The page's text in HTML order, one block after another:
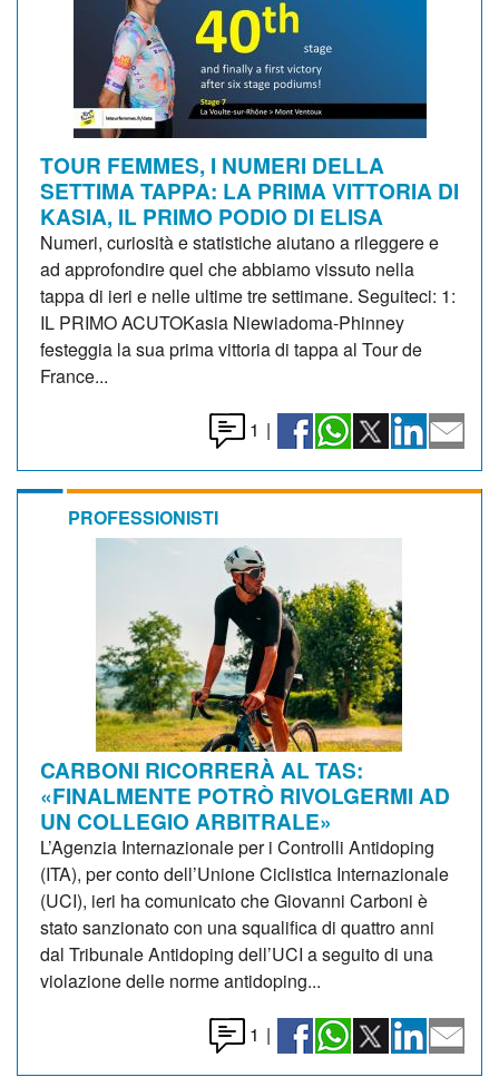
TOUR FEMMES, I NUMERI DELLA
SETTIMA TAPPA: LA PRIMA VITTORIA DI
KASIA, IL PRIMO PODIO DI ELISA
Numeri, curiosità e statistiche aiutano a rileggere e
ad approfondire quel che abbiamo vissuto nella
tappa di ieri e nelle ultime tre settimane. Seguiteci: 1:
IL PRIMO ACUTOKasia Niewiadoma-Phinney
festeggia la sua prima vittoria di tappa al Tour de
France...
1 |
PROFESSIONISTI
CARBONI RICORRERÀ AL TAS:
«FINALMENTE POTRÒ RIVOLGERMI AD
UN COLLEGIO ARBITRALE»
L’Agenzia Internazionale per i Controlli Antidoping
(ITA), per conto dell’Unione Ciclistica Internazionale
(UCI), ieri ha comunicato che Giovanni Carboni è
stato sanzionato con una squalifica di quattro anni
dal Tribunale Antidoping dell’UCI a seguito di una
violazione delle norme antidoping...
1 |